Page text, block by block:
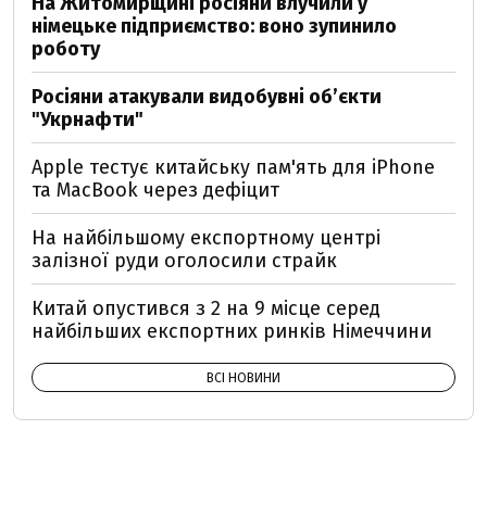
німецьке підприємство: воно зупинило
роботу
Росіяни атакували видобувні обʼєкти
"Укрнафти"
Apple тестує китайську пам'ять для iPhone
та MacBook через дефіцит
На найбільшому експортному центрі
залізної руди оголосили страйк
Китай опустився з 2 на 9 місце серед
найбільших експортних ринків Німеччини
ВСІ НОВИНИ